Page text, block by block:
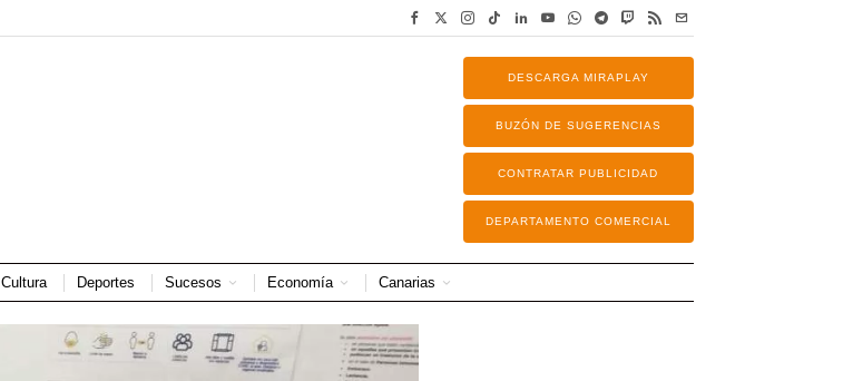
DESCARGA MIRAPLAY
BUZÓN DE SUGERENCIAS
CONTRATAR PUBLICIDAD
DEPARTAMENTO COMERCIAL
Cultura Deportes Sucesos Economía Canarias